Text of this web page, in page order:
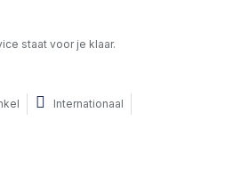
staat voor je klaar.
Internationaal